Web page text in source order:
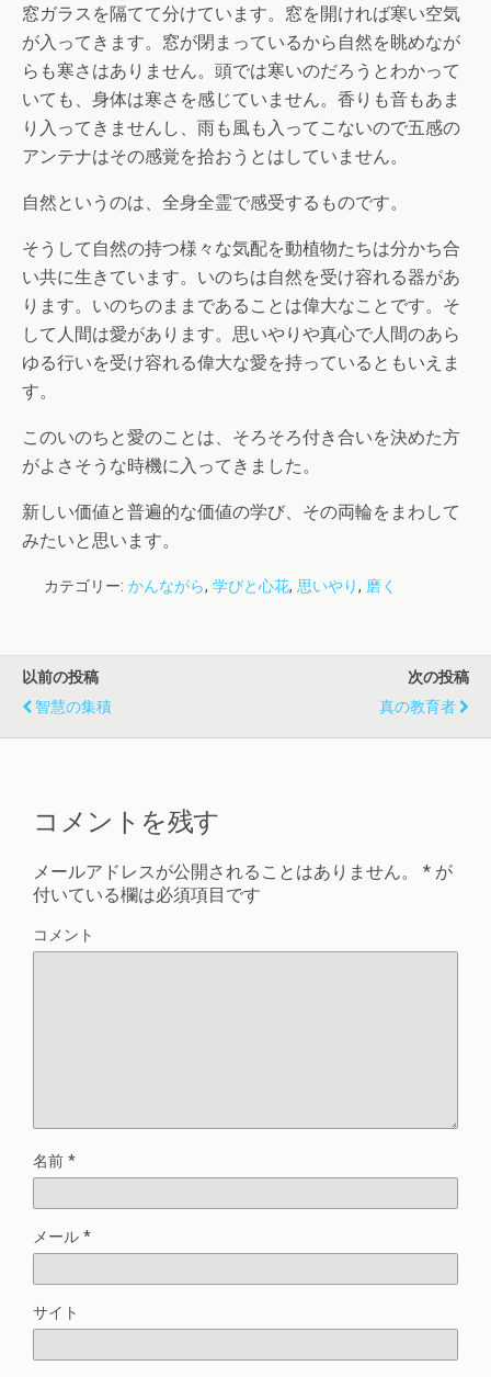
窓ガラスを隔てて分けています。窓を開ければ寒い空気
が入ってきます。窓が閉まっているから自然を眺めなが
らも寒さはありません。頭では寒いのだろうとわかって
いても、身体は寒さを感じていません。香りも音もあま
り入ってきませんし、雨も風も入ってこないので五感の
アンテナはその感覚を拾おうとはしていません。
自然というのは、全身全霊で感受するものです。
そうして自然の持つ様々な気配を動植物たちは分かち合
い共に生きています。いのちは自然を受け容れる器があ
ります。いのちのままであることは偉大なことです。そ
して人間は愛があります。思いやりや真心で人間のあら
ゆる行いを受け容れる偉大な愛を持っているともいえま
す。
このいのちと愛のことは、そろそろ付き合いを決めた方
がよさそうな時機に入ってきました。
新しい価値と普遍的な価値の学び、その両輪をまわして
みたいと思います。
カテゴリー: かんながら, 学びと心花, 思いやり, 磨く
以前の投稿
智慧の集積
次の投稿
真の教育者
コメントを残す
メールアドレスが公開されることはありません。 * が
付いている欄は必須項目です
コメント
名前 *
メール *
サイト